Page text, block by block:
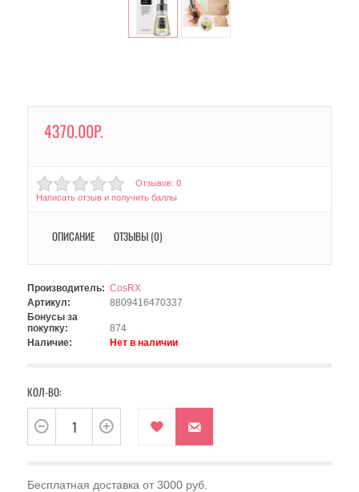
4370.00Р.
Отзывов: 0
Написать отзыв и получить баллы
ОПИСАНИЕ ОТЗЫВЫ (0)
Производитель: CosRX
Артикул:
8809416470337
Бонусы за
покупку:
874
Наличие:
Нет в наличии
КОЛ-ВО:
Бесплатная доставка от 3000 руб.